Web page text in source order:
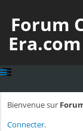
Forum
Bienvenue sur
Connecter.